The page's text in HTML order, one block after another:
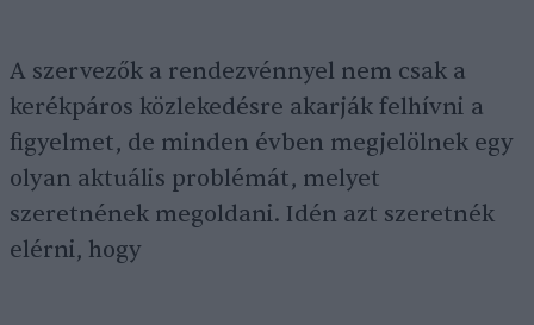
A szervezők a rendezvénnyel nem csak a
kerékpáros közlekedésre akarják felhívni a
figyelmet, de minden évben megjelölnek egy
olyan aktuális problémát, melyet
szeretnének megoldani. Idén azt szeretnék
elérni, hogy